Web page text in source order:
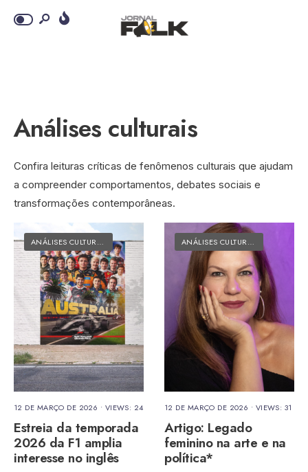
Análises culturais
Confira leituras críticas de fenômenos culturais que ajudam
a compreender comportamentos, debates sociais e
transformações contemporâneas.
ANÁLISES CULTURAIS •MATÉRIAS DO FOLK
12 DE MARÇO DE 2026 • VIEWS: 24
Estreia da temporada
2026 da F1 amplia
interesse no inglês
ANÁLISES CULTURAIS
12 DE MARÇO DE 2026 • VIEWS: 31
Artigo: Legado
feminino na arte e na
política*